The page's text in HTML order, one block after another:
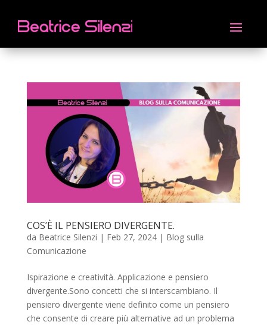
COS’È IL PENSIERO DIVERGENTE.
da Beatrice Silenzi | Feb 27, 2024| Blog sulla
Comunicazione
Ispirazione e creatività. Applicazione e pensiero
divergente.Sono concetti che si interscambiano. Il
pensiero divergente viene definito come un pensiero
che consente di creare più alternative ad un problema